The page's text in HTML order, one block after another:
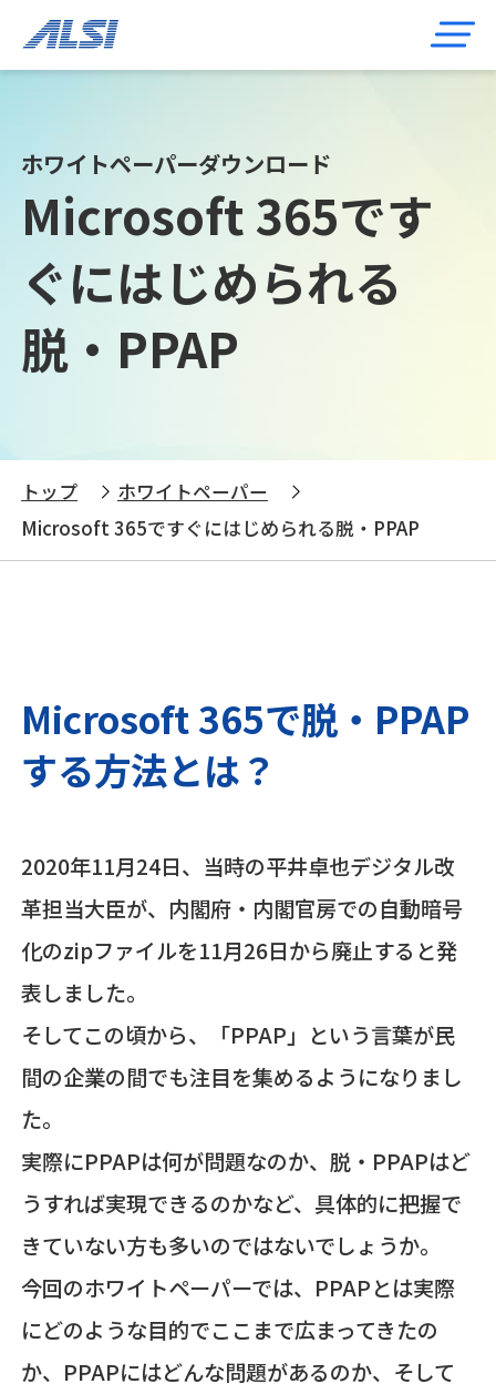
ホワイトペーパーダウンロード
Microsoft 365です
ぐにはじめられる
脱・PPAP
トップ
ホワイトペーパー
Microsoft 365ですぐにはじめられる脱・PPAP
Microsoft 365で脱・PPAP
する方法とは？
2020年11月24日、当時の平井卓也デジタル改
革担当大臣が、内閣府・内閣官房での自動暗号
化のzipファイルを11月26日から廃止すると発
表しました。
そしてこの頃から、「PPAP」という言葉が民
間の企業の間でも注目を集めるようになりまし
た。
実際にPPAPは何が問題なのか、脱・PPAPはど
うすれば実現できるのかなど、具体的に把握で
きていない方も多いのではないでしょうか。
今回のホワイトペーパーでは、PPAPとは実際
にどのような目的でここまで広まってきたの
か、PPAPにはどんな問題があるのか、そして